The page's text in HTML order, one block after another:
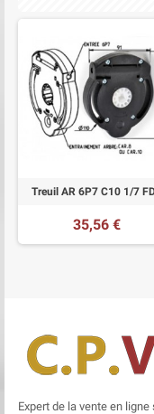
Treuil AR 6P7 C10 1/7
35,56 €
Expert de la vente en